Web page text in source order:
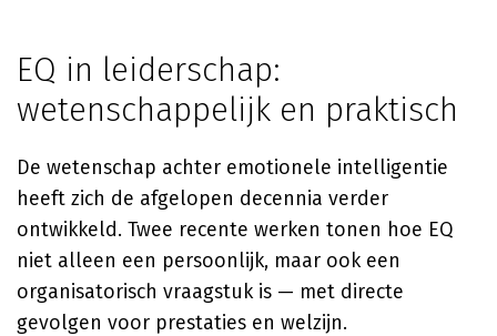
EQ in leiderschap:
wetenschappelijk en praktisch
De wetenschap achter emotionele intelligentie
heeft zich de afgelopen decennia verder
ontwikkeld. Twee recente werken tonen hoe EQ
niet alleen een persoonlijk, maar ook een
organisatorisch vraagstuk is — met directe
gevolgen voor prestaties en welzijn.